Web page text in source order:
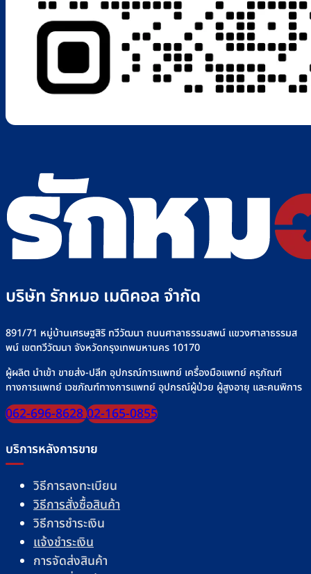
บริษัท รักหมอ เมดิคอล จำกัด
891/71 หมู่บ้านเศรษฐสิริ ทวีวัฒนา ถนนศาลาธรรมสพน์ แขวงศาลาธรรมส
พน์ เขตทวีวัฒนา จังหวัดกรุงเทพมหานคร 10170
ผู้ผลิต นำเข้า ขายส่ง-ปลีก อุปกรณ์การแพทย์ เครื่องมือแพทย์ ครุภัณฑ์
ทางการแพทย์ เวชภัณฑ์ทางการแพทย์ อุปกรณ์ผู้ป่วย ผู้สูงอายุ และคนพิการ
062-696-862802-165-0855
บริการหลังการขาย
วิธีการลงทะเบียน
วิธีการสั่งซื้อสินค้า
วิธีการชำระเงิน
แจ้งชำระเงิน
การจัดส่งสินค้า